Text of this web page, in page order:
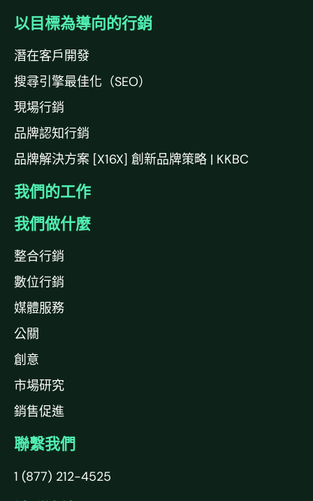
以目標為導向的行銷
潛在客戶開發
搜尋引擎最佳化（SEO）
現場行銷
品牌認知行銷
品牌解決方案 [X16X] 創新品牌策略 | KKBC
我們的工作
我們做什麼
整合行銷
數位行銷
媒體服務
公關
創意
市場研究
銷售促進
聯繫我們
1 (877) 212-4525